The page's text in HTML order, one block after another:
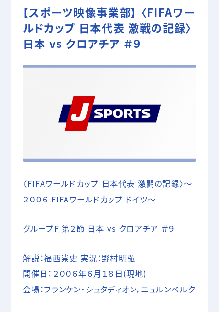
など映像企画・制作
スタジオ部
ドールアップ
05 SHOOTING
RECRUIT CONTACT
【スポーツ映像事業部】 〈FIFAワー
ルドカップ 日本代表 激戦の記録〉
日本 vs クロアチア ＃９
〈FIFAワールドカップ 日本代表 激闘の記録〉～
２００６ FIFAワールドカップ ドイツ～
グループF 第２節 日本 vs クロアチア ＃９
解説：福西崇史 実況：野村明弘
開催日：２００６年６月１８日(現地)
会場：フランケン・シュタディオン，ニュルンベルク